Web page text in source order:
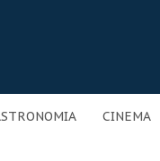
CINEMA